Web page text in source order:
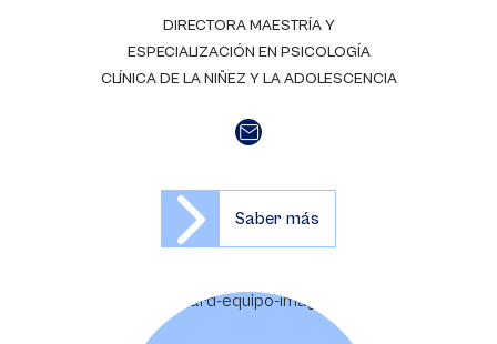
DIRECTORA MAESTRÍA Y
ESPECIALIZACIÓN EN PSICOLOGÍA
CLÍNICA DE LA NIÑEZ Y LA ADOLESCENCIA
Saber más